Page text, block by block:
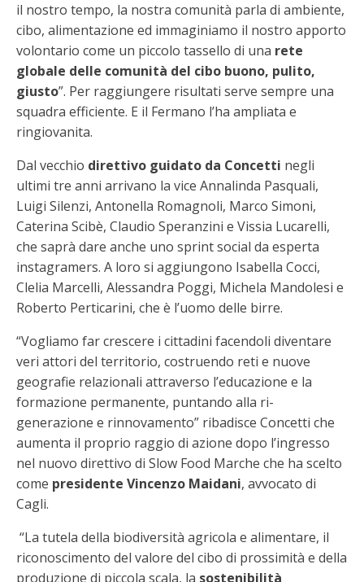
il nostro tempo, la nostra comunità parla di ambiente,
cibo, alimentazione ed immaginiamo il nostro apporto
volontario come un piccolo tassello di una rete
globale delle comunità del cibo buono, pulito,
giusto”. Per raggiungere risultati serve sempre una
squadra efficiente. E il Fermano l’ha ampliata e
ringiovanita.
Dal vecchio direttivo guidato da Concetti negli
ultimi tre anni arrivano la vice Annalinda Pasquali,
Luigi Silenzi, Antonella Romagnoli, Marco Simoni,
Caterina Scibè, Claudio Speranzini e Vissia Lucarelli,
che saprà dare anche uno sprint social da esperta
instagramers. A loro si aggiungono Isabella Cocci,
Clelia Marcelli, Alessandra Poggi, Michela Mandolesi e
Roberto Perticarini, che è l’uomo delle birre.
“Vogliamo far crescere i cittadini facendoli diventare
veri attori del territorio, costruendo reti e nuove
geografie relazionali attraverso l’educazione e la
formazione permanente, puntando alla ri-
generazione e rinnovamento” ribadisce Concetti che
aumenta il proprio raggio di azione dopo l’ingresso
nel nuovo direttivo di Slow Food Marche che ha scelto
come presidente Vincenzo Maidani, avvocato di
Cagli.
“La tutela della biodiversità agricola e alimentare, il
riconoscimento del valore del cibo di prossimità e della
produzione di piccola scala, la sostenibilità